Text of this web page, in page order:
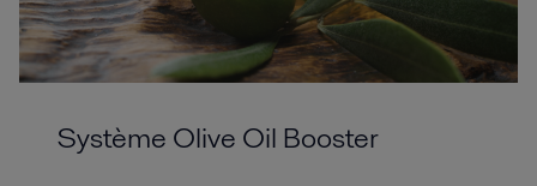
Système Olive Oil Booster